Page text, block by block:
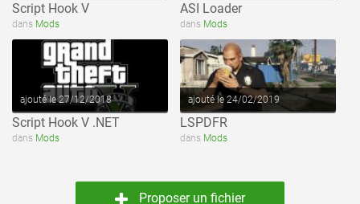
Script Hook V
dans Mods
ASI Loader
dans Mods
voir ce fichier
ajouté le 27/12/2018
Script Hook V .NET
dans Mods
voir ce fichier
ajouté le 24/02/2019
LSPDFR
dans Mods
Proposer un fichier